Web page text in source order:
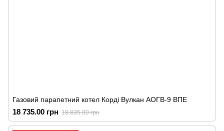
Газовий парапетний котел Корді Вулкан АОГВ-9 ВПЕ
18 735.00 грн 18 835.00 грн